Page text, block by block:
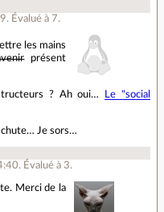
. Évalué à 7.
les mains
présent
? Ah oui…
Le "social
chute… Je sors…
. Évalué à 3.
Merci de la